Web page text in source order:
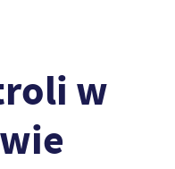
w